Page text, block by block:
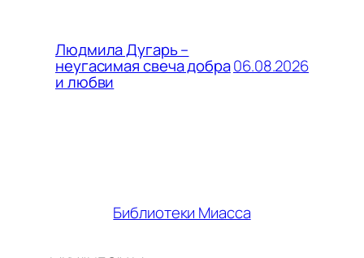
Людмила Дугарь –
неугасимая свеча добра
и любви
06.08.2026
Библиотеки Миасса